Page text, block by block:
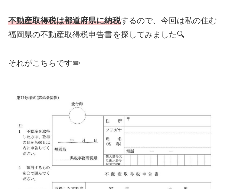
不動産取得税は都道府県に納税するので、今回は私の住む
福岡県の不動産取得税申告書を探してみました🔍
それがこちらです✏️